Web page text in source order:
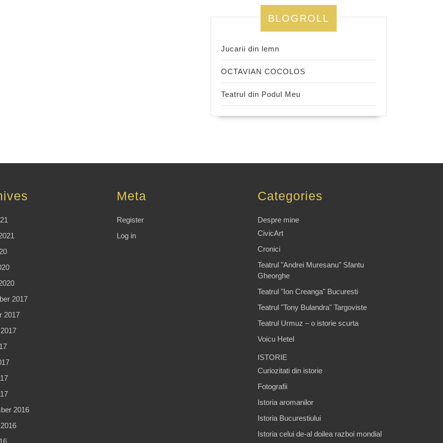
BLOGROLL
Jucarii din lemn
OCTAVIAN COCOLOS
Teatrul din Podul Meu
2017
2017
2016
Meta
Register
Log in
Categories
Despre mine
CivicArt
Cronici
Teatrul "Andrei Muresanu" Sfantu
Gheorghe
Teatrul "Ion Creanga" Bucuresti
Teatrul "Tony Bulandra" Targoviste
Teatrul Urmuz – o istorie scurta
Voicu Hetel
ISTORIE
Curiozitati din istorie
Fotografii
Istoria aromanilor
Istoria Bucurestiului
Istoria celui de-al doilea razboi mondial